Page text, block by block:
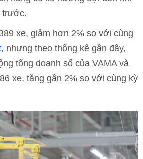
trước.
xe, giảm hơn 2% so với cùng
, nhưng theo thống kê gần đây,
tổng doanh số của VAMA và
xe, tăng gần 2% so với cùng kỳ